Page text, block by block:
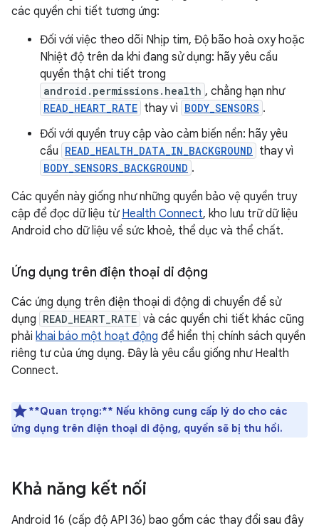
các quyền chi tiết tương ứng:
Đối với việc theo dõi Nhịp tim, Độ bão hoà oxy hoặc
Nhiệt độ trên da khi đang sử dụng: hãy yêu cầu
quyền thật chi tiết trong
android.permissions.health , chẳng hạn như
READ_HEART_RATE thay vì BODY_SENSORS .
Đối với quyền truy cập vào cảm biến nền: hãy yêu
cầu READ_HEALTH_DATA_IN_BACKGROUND thay vì
BODY_SENSORS_BACKGROUND .
Các quyền này giống như những quyền bảo vệ quyền truy
cập để đọc dữ liệu từ Health Connect, kho lưu trữ dữ liệu
Android cho dữ liệu về sức khoẻ, thể dục và thể chất.
Ứng dụng trên điện thoại di động
Các ứng dụng trên điện thoại di động di chuyển để sử
dụng READ_HEART_RATE và các quyền chi tiết khác cũng
phải khai báo một hoạt động để hiển thị chính sách quyền
riêng tư của ứng dụng. Đây là yêu cầu giống như Health
Connect.
**Quan trọng:** Nếu không cung cấp lý do cho các
ứng dụng trên điện thoại di động, quyền sẽ bị thu hồi.
Khả năng kết nối
Android 16 (cấp độ API 36) bao gồm các thay đổi sau đây